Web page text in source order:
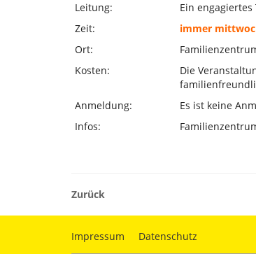
Leitung:
Ein
Zeit:
immer
Ort:
Kosten:
Die
Anmeldung:
Es ist keine
Infos:
Zurück
Impressum Datenschutz